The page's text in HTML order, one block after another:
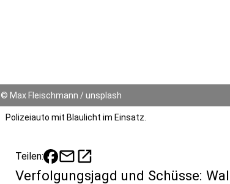
© Max Fleischmann / unsplash
Polizeiauto mit Blaulicht im Einsatz.
Teilen: mailopen_in_new
Verfolgungsjagd und Schüsse: